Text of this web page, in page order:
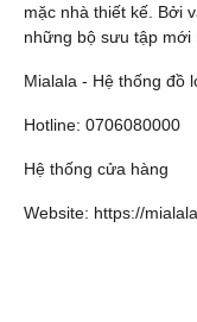
mặc nhà thiết kế. Bởi
những bộ sưu tập mới
Mialala - Hệ thống đồ
Hotline: 0706080000
Hệ thống cửa hàng
Website: https://